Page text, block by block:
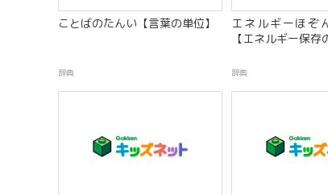
ことばのたんい【言葉の単位】
辞典
エネルギーほぞ
【エネルギー保存
辞典